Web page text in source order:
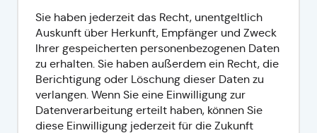
Sie haben jederzeit das Recht, unentgeltlich
Auskunft über Herkunft, Empfänger und Zweck
Ihrer gespeicherten personenbezogenen Daten
zu erhalten. Sie haben außerdem ein Recht, die
Berichtigung oder Löschung dieser Daten zu
verlangen. Wenn Sie eine Einwilligung zur
Datenverarbeitung erteilt haben, können Sie
diese Einwilligung jederzeit für die Zukunft